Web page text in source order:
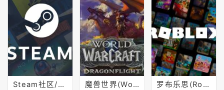
Steam社区/商店 魔兽世界(World of Warcraft) 罗布乐思(Roblox)